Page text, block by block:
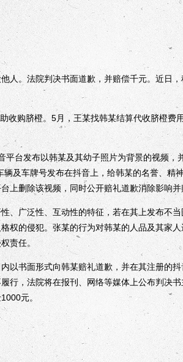
。法院判决书面道歉，并赔偿千元。近日，
购脐橙。5月，王某找韩某结算代收脐橙费
发布以韩某及其幼子照片为背景的视频，
及车牌号发布在抖音上，给韩某的名誉、精
上删除该视频，同时公开赔礼道歉消除影响并
广泛性、互动性的特征，若在其上发布不当
权的侵犯。张某的行为对韩某的人品及其家
责任。
书面形式向韩某赔礼道歉，并在其注册的抖
行，法院将在报刊、网络等媒体上公布判决
元。